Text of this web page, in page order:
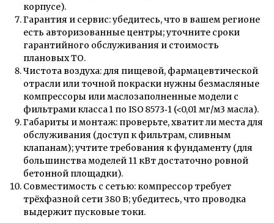
корпусе).
Гарантия и сервис: убедитесь, что в вашем регионе
есть авторизованные центры; уточните сроки
гарантийного обслуживания и стоимость
плановых ТО.
Чистота воздуха: для пищевой, фармацевтической
отрасли или точной покраски нужны безмасляные
компрессоры или маслозаполненные модели с
фильтрами класса 1 по ISO 8573‑1 (<0,01 мг/м3 масла).
Габариты и монтаж: проверьте, хватит ли места для
обслуживания (доступ к фильтрам, сливным
клапанам); учтите требования к фундаменту (для
большинства моделей 11 кВт достаточно ровной
бетонной площадки).
Совместимость с сетью: компрессор требует
трёхфазной сети 380 В; убедитесь, что проводка
выдержит пусковые токи.